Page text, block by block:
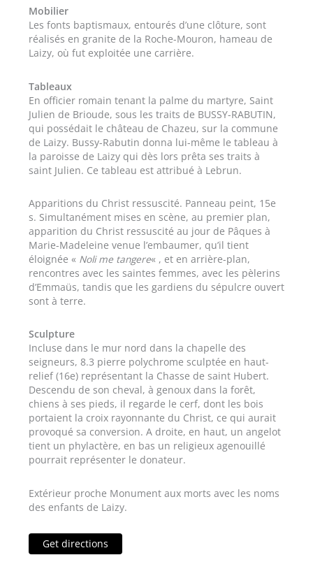
Mobilier
Les fonts baptismaux, entourés d’une clôture, sont
réalisés en granite de la Roche-Mouron, hameau de
Laizy, où fut exploitée une carrière.
Tableaux
En officier romain tenant la palme du martyre, Saint
Julien de Brioude, sous les traits de BUSSY-RABUTIN,
qui possédait le château de Chazeu, sur la commune
de Laizy. Bussy-Rabutin donna lui-même le tableau à
la paroisse de Laizy qui dès lors prêta ses traits à
saint Julien. Ce tableau est attribué à Lebrun.
Apparitions du Christ ressuscité. Panneau peint, 15e
s. Simultanément mises en scène, au premier plan,
apparition du Christ ressuscité au jour de Pâques à
Marie-Madeleine venue l’embaumer, qu’il tient
éloignée « Noli me tangere« , et en arrière-plan,
rencontres avec les saintes femmes, avec les pèlerins
d’Emmaüs, tandis que les gardiens du sépulcre ouvert
sont à terre.
Sculpture
Incluse dans le mur nord dans la chapelle des
seigneurs, 8.3 pierre polychrome sculptée en haut-
relief (16e) représentant la Chasse de saint Hubert.
Descendu de son cheval, à genoux dans la forêt,
chiens à ses pieds, il regarde le cerf, dont les bois
portaient la croix rayonnante du Christ, ce qui aurait
provoqué sa conversion. A droite, en haut, un angelot
tient un phylactère, en bas un religieux agenouillé
pourrait représenter le donateur.
Extérieur proche Monument aux morts avec les noms
des enfants de Laizy.
Get directions